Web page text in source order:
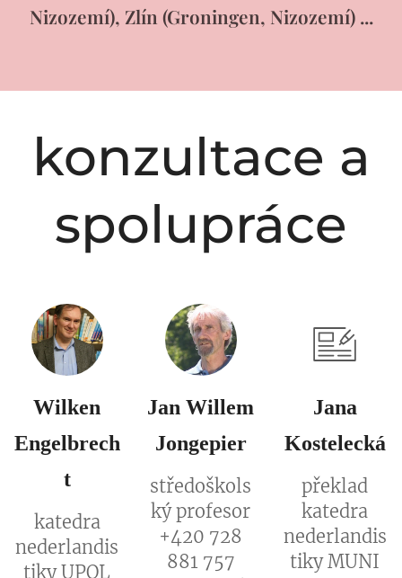
Nizozemí), Zlín (Groningen, Nizozemí) ...
konzultace a
spolupráce
Wilken
Engelbrech
t
katedra
nederlandis
tiky UPOL
Jan Willem
Jongepier
středoškols
ký profesor
+420 728
881 757
Jana
Kostelecká
překlad
katedra
nederlandis
tiky MUNI